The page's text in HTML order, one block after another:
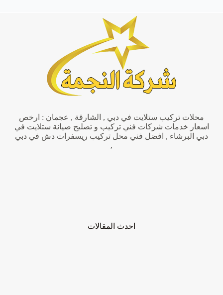
محلات تركيب ستلايت في دبي , الشارقة , عجمان : ارخص
اسعار خدمات شركات فني تركيب و تصليح صيانة ستلايت في
دبي البرشاء , افضل فني محل تركيب ريسفرات دش في دبي
,
احدث المقالات